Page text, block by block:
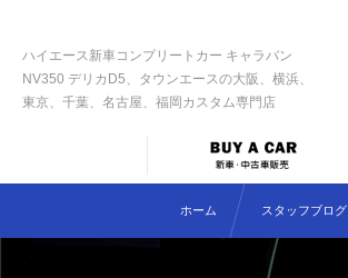
ハイエース新車コンプリートカー キャラバン
NV350 デリカD5、タウンエースの大阪、横浜、
東京、千葉、名古屋、福岡カスタム専門店
ホーム スタッフブログ